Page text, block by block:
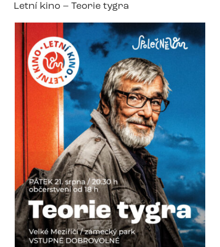
Letní kino – Teorie tygra